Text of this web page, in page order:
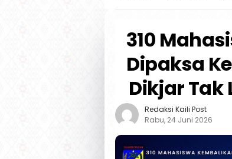
310
Dipaksa
Dikjar Tak
Redaksi Kaili Post
Rabu, 24 Juni 2026